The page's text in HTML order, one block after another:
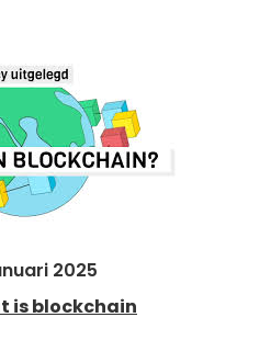
2025
is blockchain